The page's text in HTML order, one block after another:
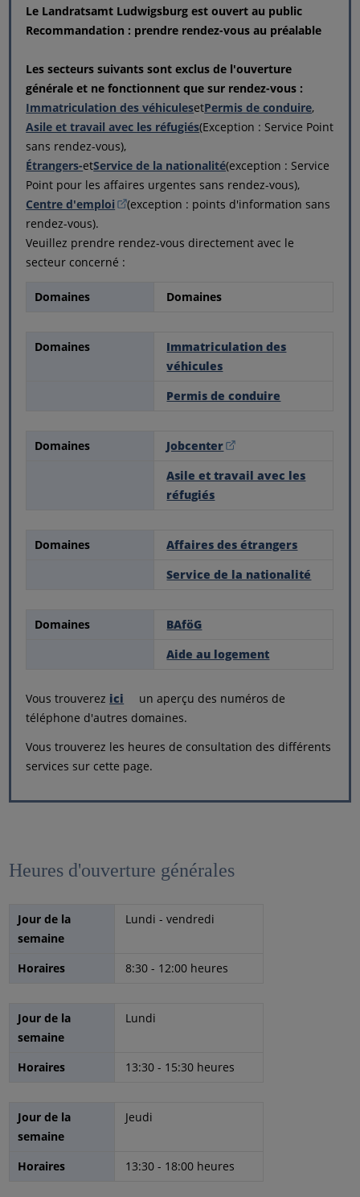
Le Landratsamt Ludwigsburg est ouvert au public
Recommandation : prendre rendez-vous au préalable
Les secteurs suivants sont exclus de l'ouverture
générale et ne fonctionnent que sur rendez-vous :
Immatriculation des véhiculesetPermis de conduire,
Asile et travail avec les réfugiés(Exception : Service Point
sans rendez-vous),
Étrangers-etService de la nationalité(exception : Service
Point pour les affaires urgentes sans rendez-vous),
Centre d'emploi
(exception : points d'information sans
rendez-vous).
Veuillez prendre rendez-vous directement avec le
secteur concerné :
Domaines Domaines
Domaines
Immatriculation des
véhicules
Permis de conduire
Domaines
Jobcenter
Asile et travail avec les
réfugiés
Domaines
Affaires des étrangers
Service de la nationalité
Domaines
BAföG
Aide au logement
Vous trouverez ici
un aperçu des numéros de
téléphone d'autres domaines.
Vous trouverez les heures de consultation des différents
services sur cette page.
Heures d'ouverture générales
Jour de la
semaine
Lundi - vendredi
Horaires 8:30 - 12:00 heures
Jour de la
semaine
Lundi
Horaires 13:30 - 15:30 heures
Jour de la
semaine
Jeudi
Horaires 13:30 - 18:00 heures